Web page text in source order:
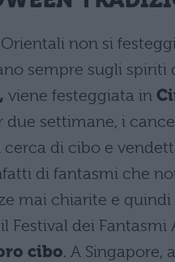
Orientali non si
sempre sugli
viene festeggiata in
due settimane, i
cerca di cibo e
di fantasmi che
mai chiarite e
Festival dei
cibo. A Singapore,